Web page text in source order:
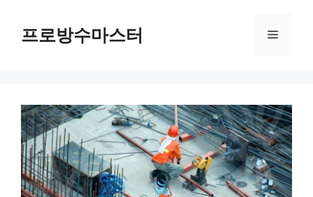
프로방수마스터 메